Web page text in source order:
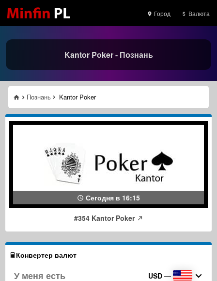
Город Валюта
Kantor Poker - Познань
Познань Kantor Poker
Сегодня в 16:15
#354 Kantor Poker
Конвертер валют
USD —